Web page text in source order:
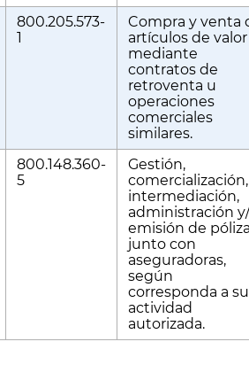
800.205.573-
1
Compra y venta
artículos de valor
mediante
contratos de
retroventa u
operaciones
comerciales
similares.
800.148.360-
5
Gestión,
comercialización,
intermediación,
administración
emisión de
junto con
aseguradoras,
según
corresponda a su
actividad
autorizada.